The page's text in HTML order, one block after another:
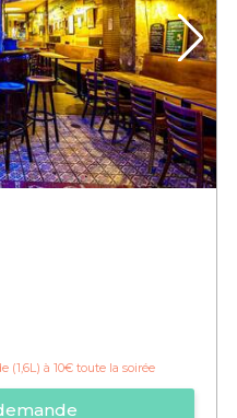
(1,6L) à 10€ toute la soirée